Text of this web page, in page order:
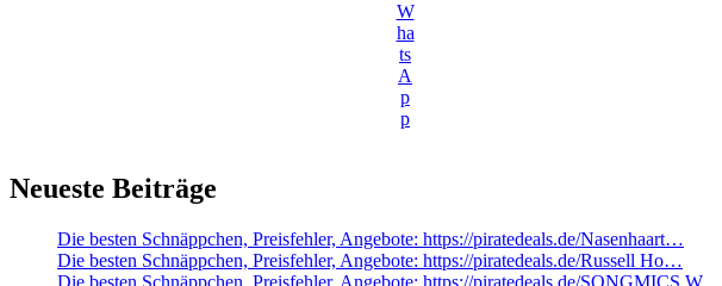
W
ha
ts
A
p
p
Neueste Beiträge
Die besten Schnäppchen, Preisfehler, Angebote: https://piratedeals.de/Nasenhaart…
Die besten Schnäppchen, Preisfehler, Angebote: https://piratedeals.de/Russell Ho…
Die besten Schnäppchen, Preisfehler, Angebote: https://piratedeals.de/SONGMICS W…